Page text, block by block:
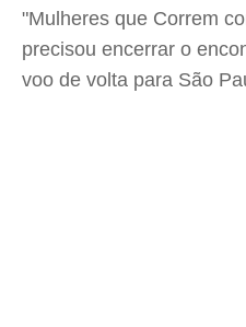
"Mulheres que Correm
precisou encerrar o
voo de volta para São